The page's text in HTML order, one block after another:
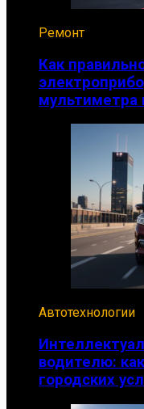
Ремонт
Как
мультиметра
Автотехнологии
водителю:
городских